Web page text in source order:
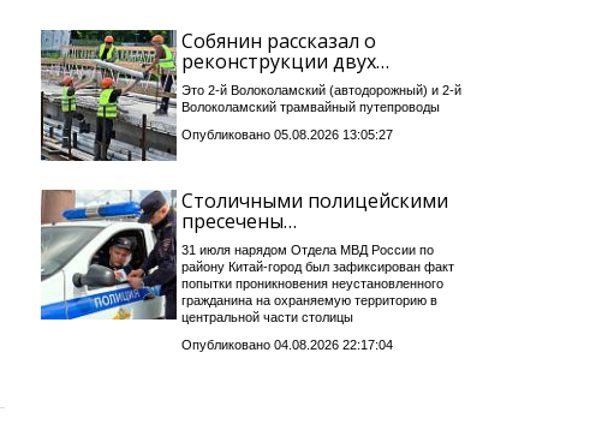
Собянин рассказал о
реконструкции двух…
Это 2-й Волоколамский (автодорожный) и 2-й
Волоколамский трамвайный путепроводы
Опубликовано 05.08.2026 13:05:27
Столичными полицейскими
пресечены…
31 июля нарядом Отдела МВД России по
району Китай-город был зафиксирован факт
попытки проникновения неустановленного
гражданина на охраняемую территорию в
центральной части столицы
Опубликовано 04.08.2026 22:17:04